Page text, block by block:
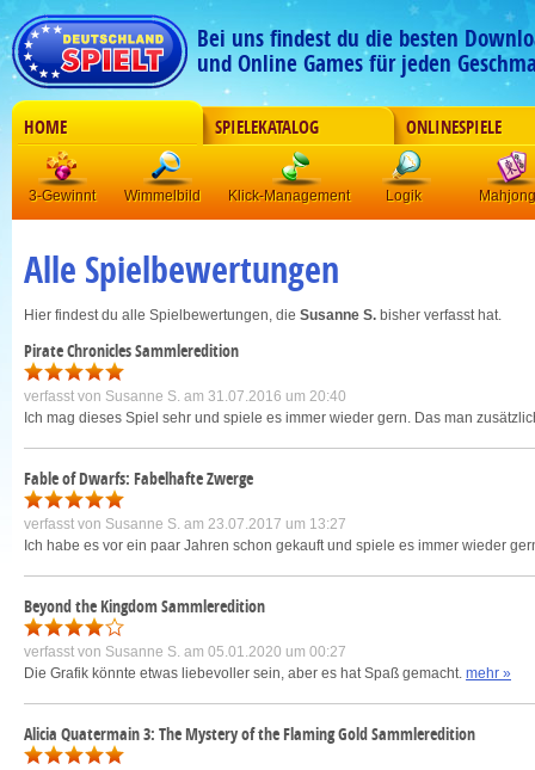
Bei uns findest du die besten
und Online Games für jeden
HOME SPIELEKATALOG ONLINESPIELE
3-Gewinnt Wimmelbild Klick-Management Logik Mahjong
Alle Spielbewertungen
Hier findest du alle Spielbewertungen, die Susanne S. bisher verfasst hat.
Pirate Chronicles Sammleredition
verfasst von Susanne S. am 31.07.2016 um 20:40
Ich mag dieses Spiel sehr und spiele es immer wieder gern. Das man
Fable of Dwarfs: Fabelhafte Zwerge
verfasst von Susanne S. am 23.07.2017 um 13:27
Ich habe es vor ein paar Jahren schon gekauft und spiele es immer wieder
Beyond the Kingdom Sammleredition
verfasst von Susanne S. am 05.01.2020 um 00:27
Die Grafik könnte etwas liebevoller sein, aber es hat Spaß gemacht. mehr »
Alicia Quatermain 3: The Mystery of the Flaming Gold Sammleredition